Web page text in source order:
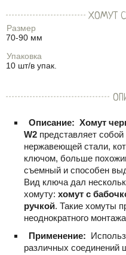
ХОМУТ
Размер
70-90 мм
Упаковка
10 шт/в упак.
Описание: Хомут
W2 представляет
нержавеющей стали,
ключом, больше
съемный и способен
Вид ключа дал
хомуту: хомут с
ручкой. Такие хомуты
неоднократного
Применение:
различных соединений